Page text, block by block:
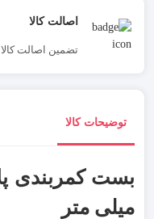
اصالت کالا
تضمین اصالت کالا
توضیحات کالا
میلی متر